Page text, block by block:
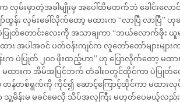
းမှာတဲ့အခါမျိုးမှ အပေါ်ထိမတက်ဘဲ ခေါင်းလောင်း
ထွန်း လှမ်းခေါ်လိုက်တော့ မထားက “လာပြီ လာပြီ
ပဲပြုတ်တောင်းလေးကို အသာချကာ “ဘယ်လောက်ဖိုး
အပါအဝင် ပတ်ဝန်းကျင်က လူတော်တော်များများ
န်းက ပဲပြုတ် ၂၀၀ ဖိုးထည့်ဟာ” ဟု ပြောလိုက်တော့
းက အိမ်အပြင်ဘက် တံခါးဝတွင်ထိုင်ကာ ပဲပြုတ်
တန်တစ်ရွက်ကို ကိုင်၍ ဆောင့်ကြောင့်ထိုင်ကာ မထား
သူ့မိန်းမ မခင်မေလို သိပ်အလှကြီး မဟုတ်ပေမယ့်လည်း